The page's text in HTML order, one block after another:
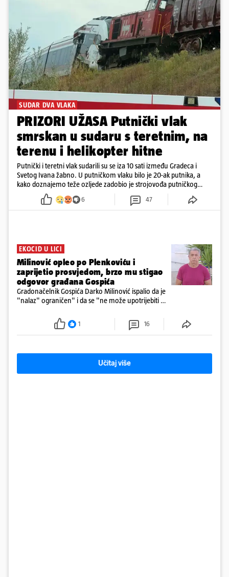
SUDAR DVA VLAKA
PRIZORI UŽASA Putnički vlak
smrskan u sudaru s teretnim, na
terenu i helikopter hitne
Putnički i teretni vlak sudarili su se iza 10 sati između Gradeca i
Svetog Ivana žabno. U putničkom vlaku bilo je 20-ak putnika, a
kako doznajemo teže ozljede zadobio je strojovođa putničkog
vlaka. Zatvoren je promet, a fotoreporteri Prigorskog objavili su
prve snimke s mjesta sudara
6 47
EKOCID U LICI
Milinović opleo po Plenkoviću i
zaprijetio prosvjedom, brzo mu stigao
odgovor građana Gospića
Gradonačelnik Gospića Darko Milinović ispalio da je
"nalaz" ograničen" i da se "ne može upotrijebiti za
ga je naručio Uskok i da je dio spisa
1 16
Učitaj više